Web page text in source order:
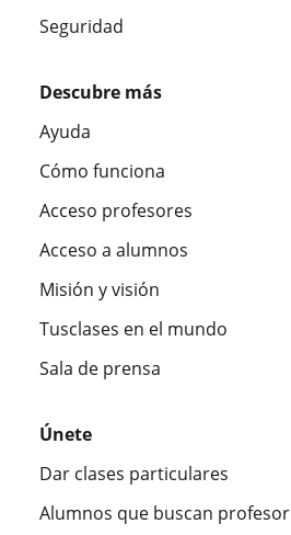
Seguridad
Descubre más
Ayuda
Cómo funciona
Acceso profesores
Acceso a alumnos
Misión y visión
Tusclases en el mundo
Sala de prensa
Únete
Dar clases particulares
Alumnos que buscan profesor